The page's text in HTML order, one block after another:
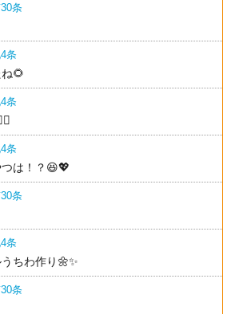
条
条
🌻
条
条
は！？😆💖
条
条
ちわ作り🌼✨
条